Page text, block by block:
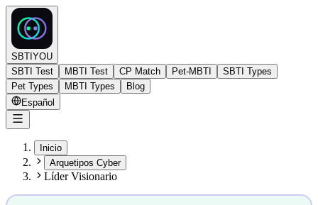
SBTIYOU
SBTI Test
MBTI Test CP Match Pet-MBTI
SBTI Types
Pet Types
MBTI Types
Blog
Español
Inicio
Arquetipos Cyber
Líder Visionario